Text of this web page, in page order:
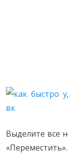
Выделите все